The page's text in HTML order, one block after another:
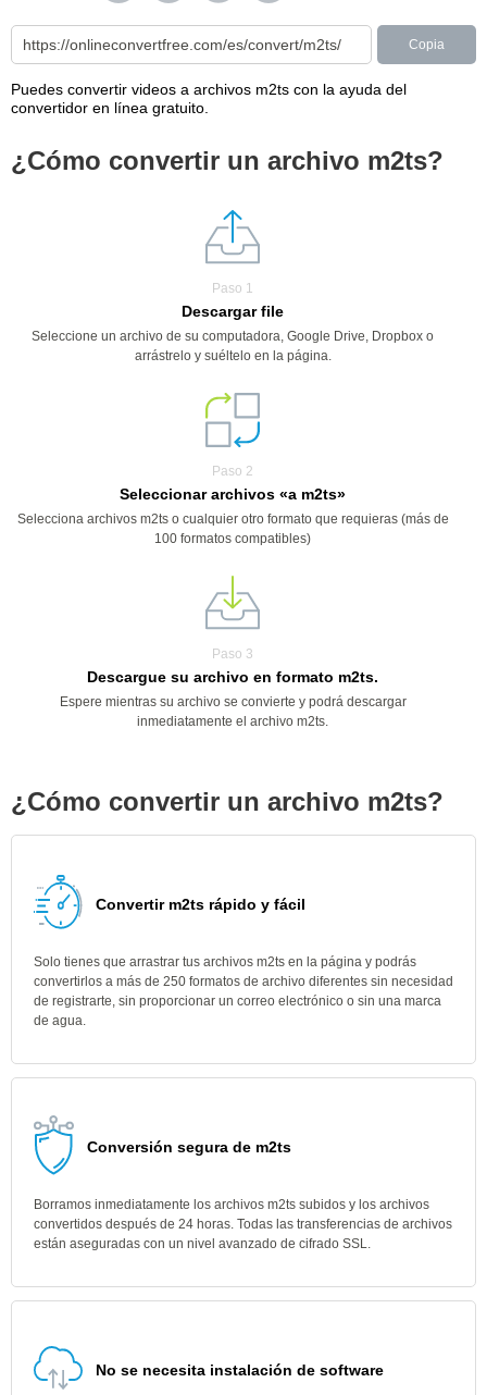
Copia
Puedes convertir videos a archivos m2ts con la ayuda del
convertidor en línea gratuito.
¿Cómo convertir un archivo m2ts?
Paso 1
Descargar file
Seleccione un archivo de su computadora, Google Drive, Dropbox o
arrástrelo y suéltelo en la página.
Paso 2
Seleccionar archivos «a m2ts»
Selecciona archivos m2ts o cualquier otro formato que requieras (más de
100 formatos compatibles)
Paso 3
Descargue su archivo en formato m2ts.
Espere mientras su archivo se convierte y podrá descargar
inmediatamente el archivo m2ts.
¿Cómo convertir un archivo m2ts?
Convertir m2ts rápido y fácil
Solo tienes que arrastrar tus archivos m2ts en la página y podrás
convertirlos a más de 250 formatos de archivo diferentes sin necesidad
de registrarte, sin proporcionar un correo electrónico o sin una marca
de agua.
Conversión segura de m2ts
Borramos inmediatamente los archivos m2ts subidos y los archivos
convertidos después de 24 horas. Todas las transferencias de archivos
están aseguradas con un nivel avanzado de cifrado SSL.
No se necesita instalación de software